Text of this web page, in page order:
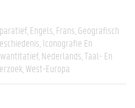
Engels Frans Geografisch
Iconografie En
Nederlands Taal- En
West-Europa